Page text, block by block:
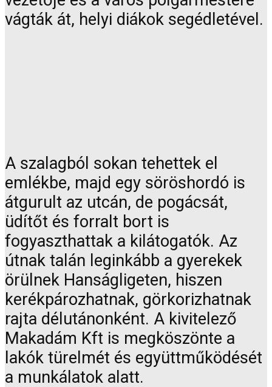
vágták át, helyi diákok segédletével.
A szalagból sokan tehettek el
emlékbe, majd egy söröshordó is
átgurult az utcán, de pogácsát,
üdítőt és forralt bort is
fogyaszthattak a kilátogatók. Az
útnak talán leginkább a gyerekek
örülnek Hanságligeten, hiszen
kerékpározhatnak, görkorizhatnak
rajta délutánonként. A kivitelező
Makadám Kft is megköszönte a
lakók türelmét és együttműködését
a munkálatok alatt.